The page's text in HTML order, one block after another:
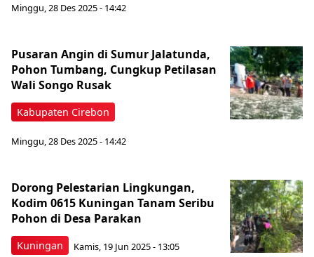
Minggu, 28 Des 2025 - 14:42
Kabupaten Cirebon
Pusaran Angin di Sumur Jalatunda,
Pohon Tumbang, Cungkup Petilasan
Wali Songo Rusak
Minggu, 28 Des 2025 - 14:42
Kuningan
Dorong Pelestarian Lingkungan,
Kodim 0615 Kuningan Tanam Seribu
Pohon di Desa Parakan
Kamis, 19 Jun 2025 - 13:05